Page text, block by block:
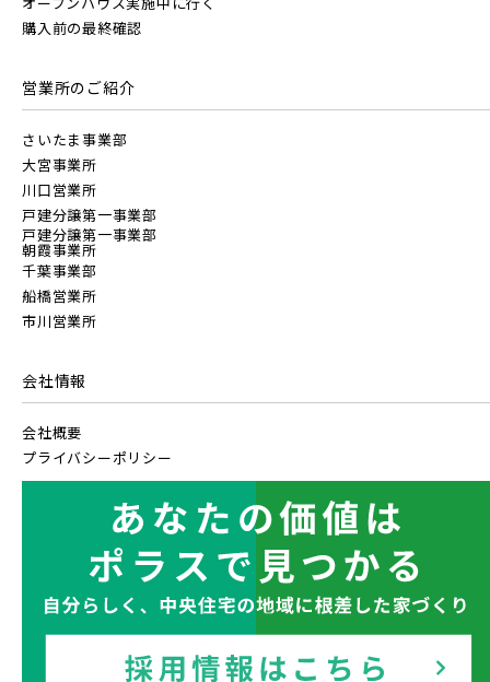
購入前の最終確認
営業所のご紹介
さいたま事業部
大宮事業所
川口営業所
戸建分譲第一事業部
戸建分譲第一事業部
朝霞事業所
千葉事業部
船橋営業所
市川営業所
会社情報
会社概要
プライバシーポリシー